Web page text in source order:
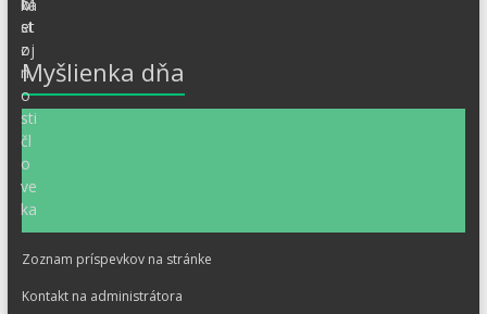
Myšlienka dňa
Zoznam príspevkov na stránke
Kontakt na administrátora